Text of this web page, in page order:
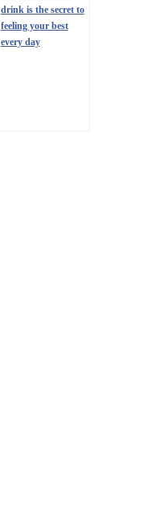
drink is the secret to
feeling your best
every day